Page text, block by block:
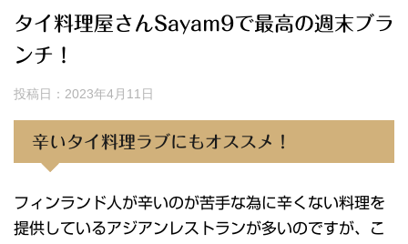
タイ料理屋さんSayam9で最高の週末ブラ
ンチ！
投稿日： 2023年4月11日
辛いタイ料理ラブにもオススメ！
フィンランド人が辛いのが苦手な為に辛くない料理を
提供しているアジアンレストランが多いのですが、こ